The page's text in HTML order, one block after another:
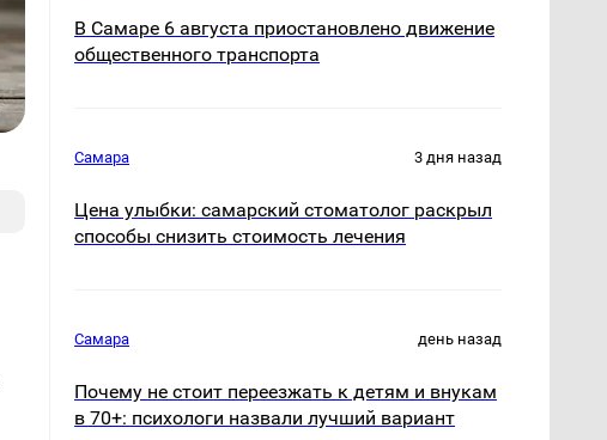
В Самаре 6 августа приостановлено движение
общественного транспорта
Самара 3 дня назад
Цена улыбки: самарский стоматолог раскрыл
способы снизить стоимость лечения
Самара день назад
Почему не стоит переезжать к детям и внукам
в 70+: психологи назвали лучший вариант